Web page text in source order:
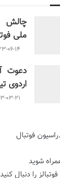
چالش
ملى
06-14
اردوی
03-21
فوتبال
شوید
را دنبال کنید